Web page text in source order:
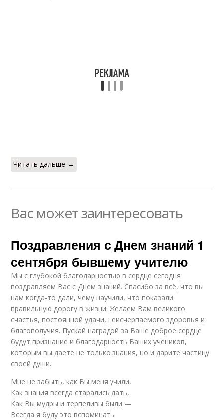
Читать дальше →
Вас может заинтересовать
Поздравления с Днем знаний 1
сентября бывшему учителю
Мы с глубокой благодарностью в сердце сегодня
поздравляем Вас с Днем знаний. Спасибо за всё, что вы
нам когда-то дали, чему научили, что показали
правильную дорогу в жизни. Желаем Вам великого
счастья, постоянной удачи, неисчерпаемого здоровья и
благополучия. Пускай наградой за Ваше доброе сердце
будут признание и благодарность Ваших учеников,
которым вы даете не только знания, но и дарите частицу
своей души.
Мне не забыть, как Вы меня учили,
Как знания всегда старались дать,
Как Вы мудры и терпеливы были —
Всегда я буду это вспоминать.